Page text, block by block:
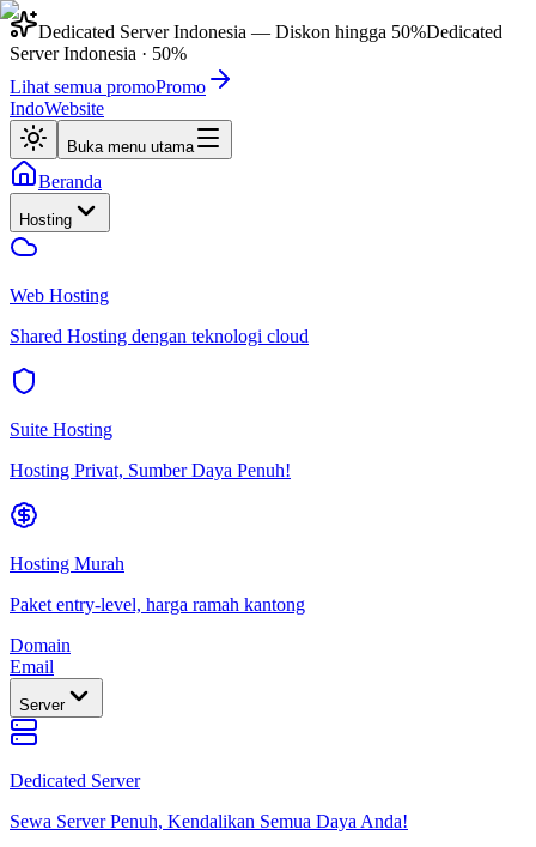
Dedicated Server Indonesia — Diskon hingga 50%Dedicated
Server Indonesia · 50%
Lihat semua promoPromo
IndoWebsite
Buka menu utama
Beranda
Hosting
Web Hosting
Shared Hosting dengan teknologi cloud
Suite Hosting
Hosting Privat, Sumber Daya Penuh!
Hosting Murah
Paket entry-level, harga ramah kantong
Domain
Email
Server
Dedicated Server
Sewa Server Penuh, Kendalikan Semua Daya Anda!